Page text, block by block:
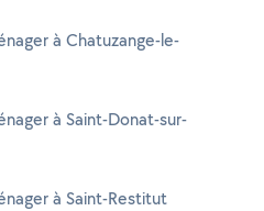
à Chatuzange-le-
à Saint-Donat-sur-
à Saint-Restitut